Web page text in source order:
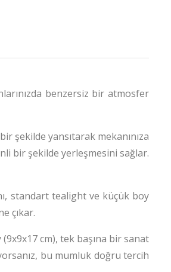
benzersiz bir atmosfer
şekilde yansıtarak mekanınıza
bir şekilde yerleşmesini sağlar.
standart tealight ve küçük boy
çıkar.
cm), tek başına bir sanat
bu mumluk doğru tercih